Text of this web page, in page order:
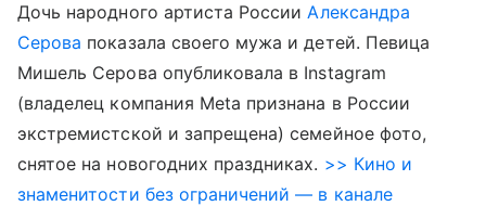
Дочь народного артиста РоссииАлександра
Серова показала своего мужа и детей. Певица
Мишель Серова опубликовала в Instagram
(владелец компания Meta признана в России
экстремистской и запрещена) семейное фото,
снятое на новогодних праздниках. >> Кино и
знаменитости без ограничений — в канале